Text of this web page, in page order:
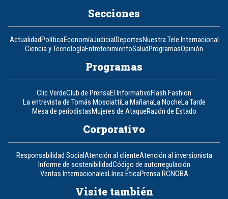
Secciones
ActualidadPolíticaEconomíaJudicialDeportesNuestra Tele Internacional
Ciencia y TecnologíaEntretenimientoSaludProgramasOpinión
Programas
Clic VerdeClub de PrensaEl InformativoFlash Fashion
La entrevista de Tomás MosciattiLa MañanaLa NocheLa Tarde
Mesa de periodistasMujeres de AtaqueRazón de Estado
Corporativo
Responsabilidad SocialAtención al clienteAtención al inversionista
Informe de sostenibilidadCódigo de autorregulación
Ventas InternacionalesLínea ÉticaPrensa RCNOBA
Visite también